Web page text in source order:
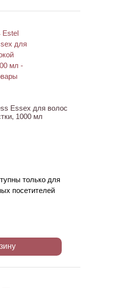
Essex для волос
1000 мл
только для
посетителей